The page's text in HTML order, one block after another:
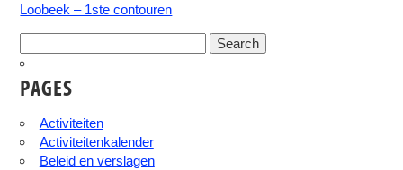
Loobeek – 1ste contouren
for:
PAGES
Activiteiten
Activiteitenkalender
Beleid en verslagen